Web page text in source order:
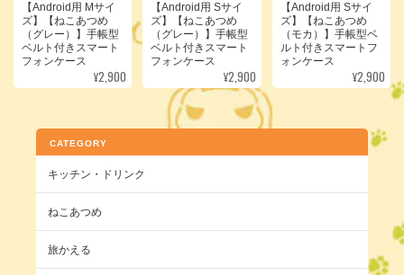
【Android用 Mサイ
ズ】【ねこあつめ
（グレー）】手帳型
ベルト付きスマート
フォンケース
¥2,900
【Android用 Sサイ
ズ】【ねこあつめ
（グレー）】手帳型
ベルト付きスマート
フォンケース
¥2,900
【Android用 Sサイ
ズ】【ねこあつめ
（モカ）】手帳型ベ
ルト付きスマートフ
ォンケース
¥2,900
CATEGORY
キッチン・ドリンク
ねこあつめ
旅かえる